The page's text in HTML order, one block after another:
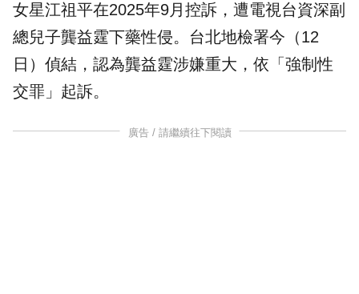
女星江祖平在2025年9月控訴，遭電視台資深副
總兒子龔益霆下藥性侵。台北地檢署今（12
日）偵結，認為龔益霆涉嫌重大，依「強制性
交罪」 起訴。
廣告 / 請繼續往下閱讀